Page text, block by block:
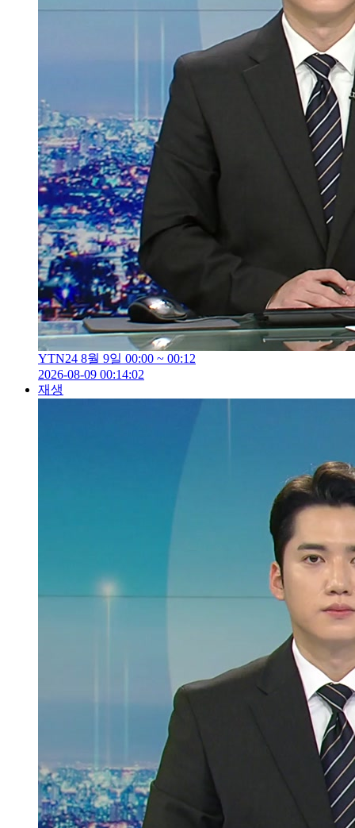
YTN24 8월 9일 00:00 ~ 00:12
2026-08-09 00:14:02
재생